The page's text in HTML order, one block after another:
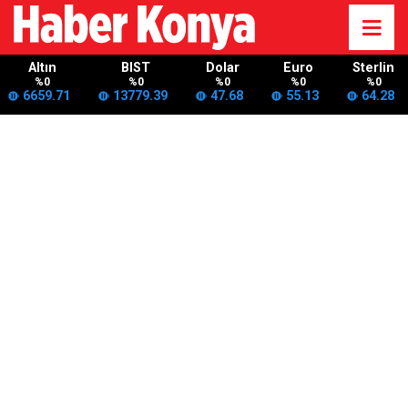
Altın
%0
6659.71
BIST
%0
13779.39
Dolar
%0
47.68
Euro
%0
55.13
Sterlin
%0
64.28